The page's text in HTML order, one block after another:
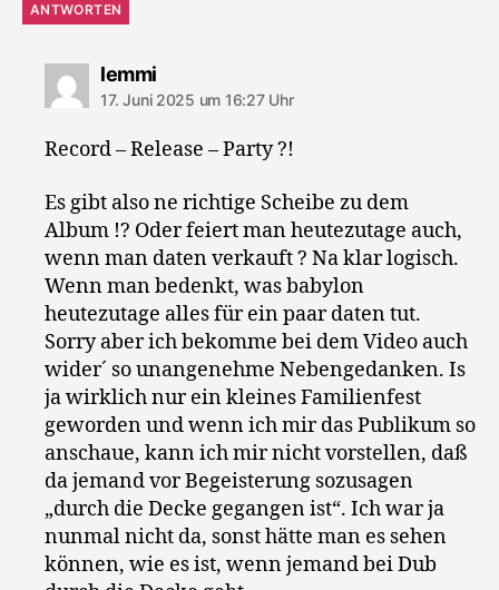
ANTWORTEN
lemmisagt:
17. Juni 2025 um 16:27 Uhr
Record – Release – Party ?!
Es gibt also ne richtige Scheibe zu dem
Album !? Oder feiert man heutezutage auch,
wenn man daten verkauft ? Na klar logisch.
Wenn man bedenkt, was babylon
heutezutage alles für ein paar daten tut.
Sorry aber ich bekomme bei dem Video auch
wider´ so unangenehme Nebengedanken. Is
ja wirklich nur ein kleines Familienfest
geworden und wenn ich mir das Publikum so
anschaue, kann ich mir nicht vorstellen, daß
da jemand vor Begeisterung sozusagen
„durch die Decke gegangen ist“. Ich war ja
nunmal nicht da, sonst hätte man es sehen
können, wie es ist, wenn jemand bei Dub